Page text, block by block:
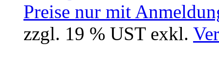
Preise nur mit
zzgl. 19 % UST exkl.